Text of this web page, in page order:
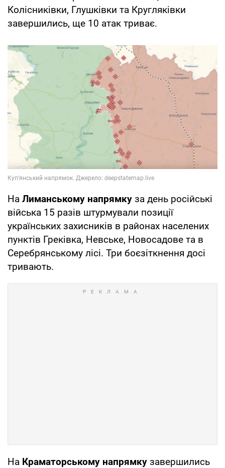
Колісниківки, Глушківки та Кругляківки
завершились, ще 10 атак триває.
На Лиманському напрямку за день російські
війська 15 разів штурмували позиції
українських захисників в районах населених
пунктів Греківка, Невське, Новосадове та в
Серебрянському лісі. Три боєзіткнення досі
тривають.
На Краматорському напрямку завершились